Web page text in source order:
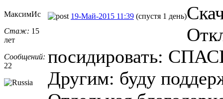
МаксимИс
Стаж: 15
лет
Сообщений:
22
19-Май-2015 11:39 (спустя 1 день)
посидировать:
Другим: буду